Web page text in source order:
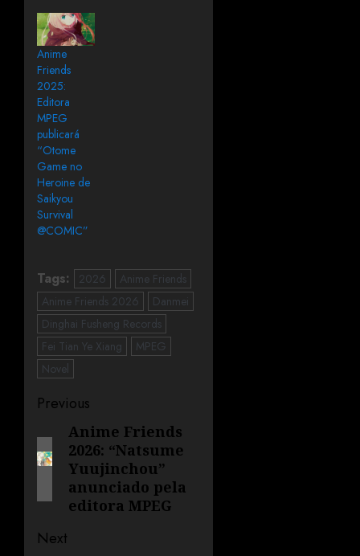
Anime
Friends
2025:
Editora
MPEG
publicará
“Otome
Game no
Heroine de
Saikyou
Survival
@COMIC”
Tags: 2026
Anime Friends
Anime Friends 2026
Danmei
Dinghai Fusheng Records
Fei Tian Ye Xiang
MPEG
Novel
Previous
Anime Friends
2026: “Natsume
Yuujinchou”
anunciado pela
editora MPEG
Next